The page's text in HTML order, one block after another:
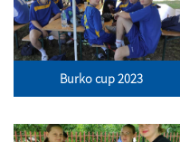
Burko cup 2023